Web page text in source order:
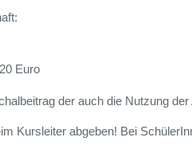
Euro
der auch die Nutzung der
Kursleiter abgeben! Bei